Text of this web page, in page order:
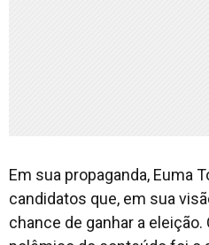
Em sua propaganda, Euma
candidatos que, em sua
chance de ganhar a